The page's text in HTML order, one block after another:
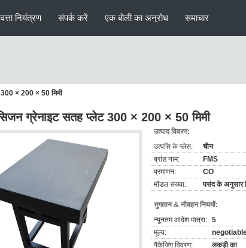
नियंत्रण संपर्क करें एक बोली का अनुरोध समाचार
× 200 × 50 मिमी
ग्रेनाइट सतह प्लेट 300 × 200 × 50 मिमी
उत्पाद विवरण:
उत्पत्ति के प्लेस:
चीन
ब्रांड नाम:
FMS
प्रमाणन:
CO
मॉडल संख्या:
पसंद के अनुसार
भुगतान & नौवहन नियमों:
न्यूनतम आदेश मात्रा: 5
मूल्य:
पैकेजिंग विवरण:
लकड़ी का